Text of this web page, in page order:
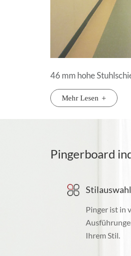
46 mm hohe
Mehr Lesen +
Pingerboard
Stilauswahl
Pinger ist in
Ihrem Stil.